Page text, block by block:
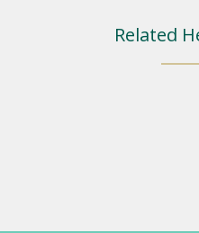
Related